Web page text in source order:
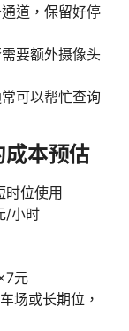
道，保留好停
要额外摄像头
可以帮忙查询
本预估
时位使用
/小时
元
场或长期位，